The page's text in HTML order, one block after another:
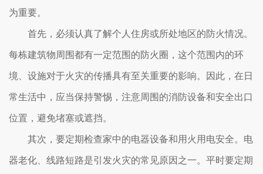
为重要。
首先，必须认真了解个人住房或所处地区的防火情况。
每栋建筑物周围都有一定范围的防火圈，这个范围内的环
境、设施对于火灾的传播具有至关重要的影响。因此，在日
常生活中，应当保持警惕，注意周围的消防设备和安全出口
位置，避免堵塞或遮挡。
其次，要定期检查家中的电器设备和用火用电安全。电
器老化、线路短路是引发火灾的常见原因之一。平时要定期